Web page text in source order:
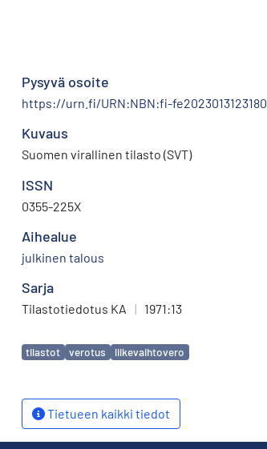
Pysyvä osoite
https://urn.fi/URN:NBN:fi-fe2023013123180
Kuvaus
Suomen virallinen tilasto (SVT)
ISSN
0355-225X
Aihealue
julkinen talous
Sarja
Tilastotiedotus KA | 1971:13
Avainsanat
tilastot verotus liikevaihtovero
Tietueen kaikki tiedot